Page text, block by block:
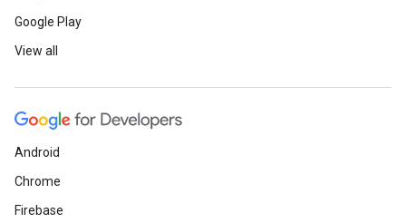
Google Play
View all
Android
Chrome
Firebase